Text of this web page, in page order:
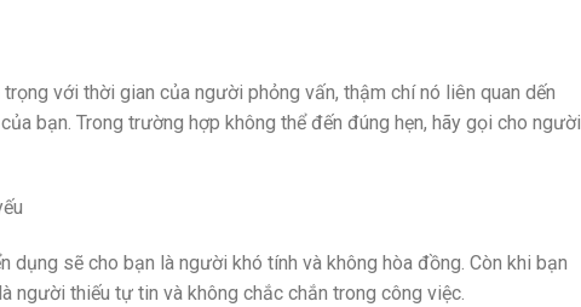
với thời gian của người phỏng vấn, thậm chí nó liên quan dến
bạn. Trong trường hợp không thể đến đúng hẹn, hãy gọi cho người
dụng sẽ cho bạn là người khó tính và không hòa đồng. Còn khi bạn
người thiếu tự tin và không chắc chắn trong công việc.